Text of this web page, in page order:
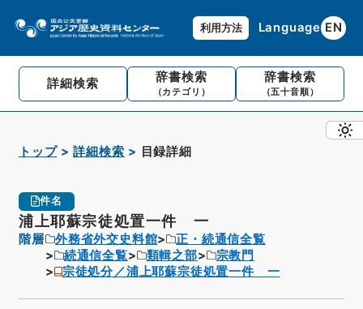
利用方法 Language EN
詳細検索 辞書検索
（カテゴリ）
辞書検索
（五十音順）
トップ 詳細検索 目録詳細
件名
浦上耶蘇宗徒処置一件 一
階層 外務省外交史料館
正・続通信全覧
続通信全覧
類輯之部
宗教門
宗徒処分／浦上耶蘇宗徒処置一件 一